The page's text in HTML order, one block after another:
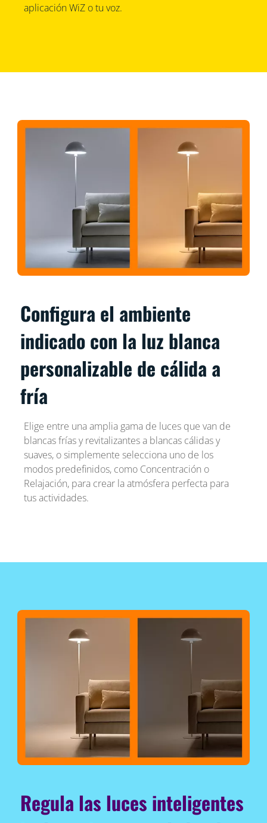
aplicación WiZ o tu voz.
Configura el ambiente
indicado con la luz blanca
personalizable de cálida a
fría
Elige entre una amplia gama de luces que van de
blancas frías y revitalizantes a blancas cálidas y
suaves, o simplemente selecciona uno de los
modos predefinidos, como Concentración o
Relajación, para crear la atmósfera perfecta para
tus actividades.
Regula las luces inteligentes